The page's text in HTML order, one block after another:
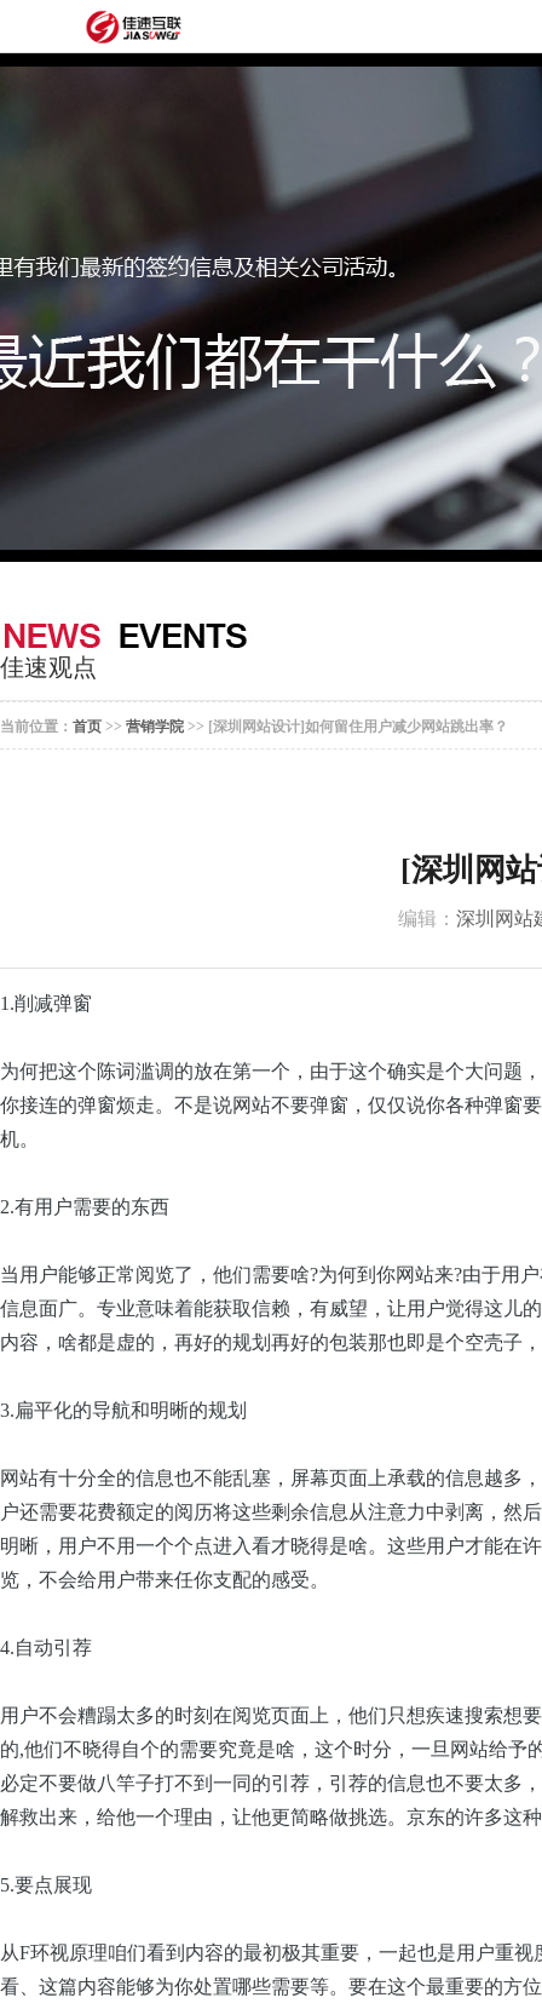
建
板
音
获
阿
里
经
我
系
们
佳速观点
当前位置： 首页 >> 营销学院 >> [深圳网站设计]如何留住用户减少网站跳出率？
[深圳网
编辑： 深圳网站
1.削减弹窗
为何把这个陈词滥调的放在第一个，由于这个确实是个大问题
你接连的弹窗烦走。不是说网站不要弹窗，仅仅说你各种弹窗
机。
2.有用户需要的东西
当用户能够正常阅览了，他们需要啥?为何到你网站来?由于用
信息面广。专业意味着能获取信赖，有威望，让用户觉得这儿
内容，啥都是虚的，再好的规划再好的包装那也即是个空壳子
3.扁平化的导航和明晰的规划
网站有十分全的信息也不能乱塞，屏幕页面上承载的信息越多
户还需要花费额定的阅历将这些剩余信息从注意力中剥离，然
明晰，用户不用一个个点进入看才晓得是啥。这些用户才能在
览，不会给用户带来任你支配的感受。
4.自动引荐
用户不会糟蹋太多的时刻在阅览页面上，他们只想疾速搜索想
的,他们不晓得自个的需要究竟是啥，这个时分，一旦网站给
必定不要做八竿子打不到一同的引荐，引荐的信息也不要太多
解救出来，给他一个理由，让他更简略做挑选。京东的许多这
5.要点展现
从F环视原理咱们看到内容的最初极其重要，一起也是用户重
看、这篇内容能够为你处置哪些需要等。要在这个最重要的方